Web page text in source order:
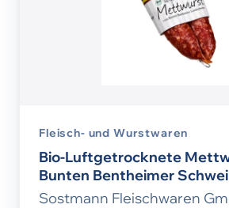
Fleisch- und Wurstwaren
Bio-Luftgetrocknete
Bunten Bentheimer
Sostmann Fleischwaren